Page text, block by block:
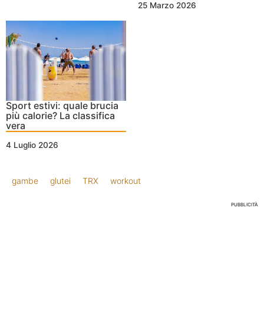
25 Marzo 2026
Sport estivi: quale brucia
più calorie? La classifica
vera
4 Luglio 2026
gambe glutei TRX workout
PUBBLICITÀ